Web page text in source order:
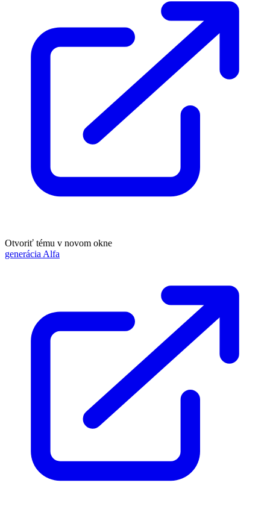
Otvoriť tému v novom okne
generácia Alfa